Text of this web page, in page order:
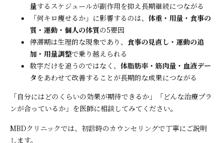
量するスケジュールが副作用を抑え長期継続につながる
「何キロ痩せるか」に影響するのは、 体重・用量・食事の
質・運動・個人の体質の5要因
停滞期は生理的な現象であり、 食事の見直し・運動の追
加・用量調整で乗り越えられる
数字だけを追うのではなく、 体脂肪率・筋肉量・血液デー
タをあわせて改善することが長期的な成果につながる
「自分にはどのくらいの効果が期待できるか」「どんな治療プラ
ンが合っているか」を医師に相談してみてください。
MBDクリニックでは、初診時のカウンセリングで丁寧にご説明
します。